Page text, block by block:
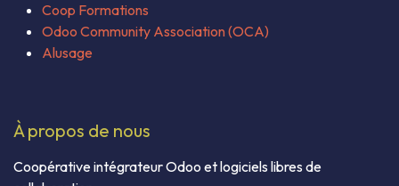
Coop Formations
Odoo Community Association (OCA)
Alusage
À propos de nous
Coopérative intégrateur Odoo et logiciels libres de